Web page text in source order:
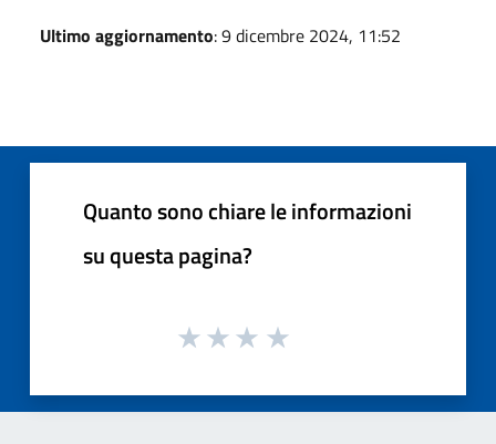
Ultimo aggiornamento: 9 dicembre 2024, 11:52
Quanto sono chiare le informazioni
su questa pagina?